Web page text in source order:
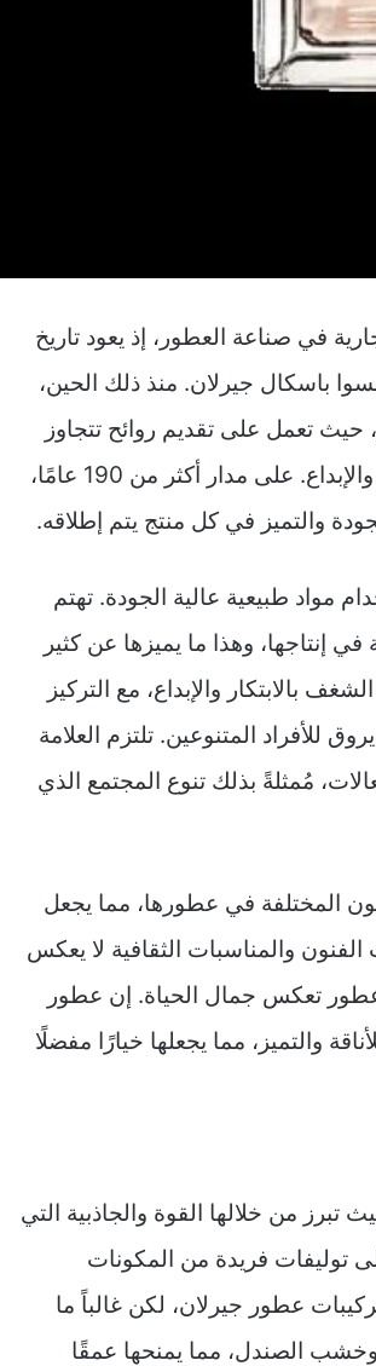
في صناعة العطور، إذ يعود تاريخ
بيير فرنسوا باسكال جيرلان. منذ ذلك الحين،
حيث تعمل على تقديم روائح تتجاوز
مجرد العطر، بل تمثل تجارب حسية فريدة تحتفي بالفن والإبداع. على مدار أكثر من 190 عامًا،
والتميز في كل منتج يتم إطلاقه.
مواد طبيعية عالية الجودة. تهتم
إنتاجها، وهذا ما يميزها عن كثير
بالابتكار والإبداع، مع التركيز
للأفراد المتنوعين. تلتزم العلامة
مُمثلةً بذلك تنوع المجتمع الذي
المختلفة في عطورها، مما يجعل
والمناسبات الثقافية لا يعكس
عطور تعكس جمال الحياة. إن عطور
والتميز، مما يجعلها خيارًا مفضلًا
تبرز من خلالها القوة والجاذبية التي
توليفات فريدة من المكونات
عطور جيرلان، لكن غالباً ما
الصندل، مما يمنحها عمقًا